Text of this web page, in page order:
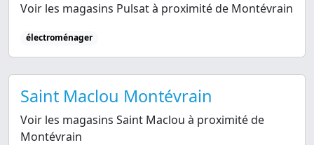
Voir les magasins Pulsat à proximité de Montévrain
électroménager
Saint Maclou Montévrain
Voir les magasins Saint Maclou à proximité de
Montévrain